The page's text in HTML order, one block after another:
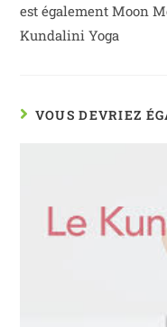
est également Moon
Kundalini Yoga
VOUS DEVRIEZ